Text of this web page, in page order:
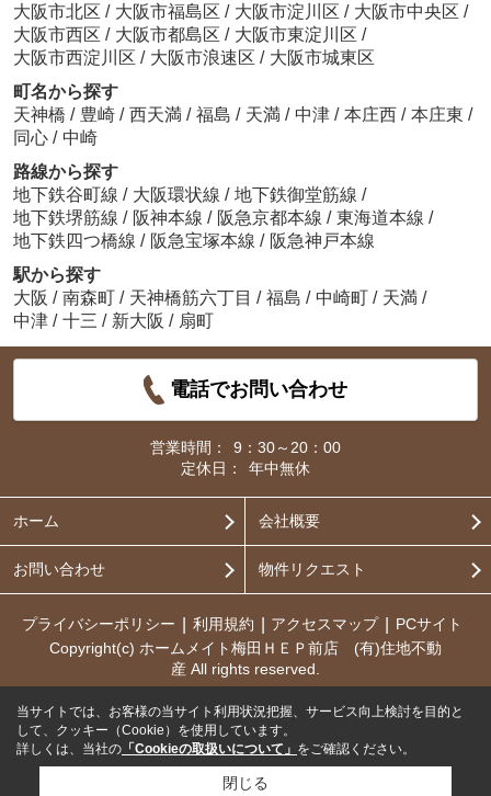
大阪市北区 / 大阪市福島区 / 大阪市淀川区 / 大阪市中央区 /
大阪市西区 / 大阪市都島区 / 大阪市東淀川区 /
大阪市西淀川区 / 大阪市浪速区 / 大阪市城東区
町名から探す
天神橋 / 豊崎 / 西天満 / 福島 / 天満 / 中津 / 本庄西 / 本庄東 /
同心 / 中崎
路線から探す
地下鉄谷町線 / 大阪環状線 / 地下鉄御堂筋線 /
地下鉄堺筋線 / 阪神本線 / 阪急京都本線 / 東海道本線 /
地下鉄四つ橋線 / 阪急宝塚本線 / 阪急神戸本線
駅から探す
大阪 / 南森町 / 天神橋筋六丁目 / 福島 / 中崎町 / 天満 /
中津 / 十三 / 新大阪 / 扇町
電話でお問い合わせ
営業時間：
9：30～20：00
定休日：
年中無休
ホーム 会社概要
お問い合わせ 物件リクエスト
プライバシーポリシー 利用規約 アクセスマップ
PCサイト
Copyright(c) ホームメイト梅田ＨＥＰ前店 (有)住地不動
産 All rights reserved.
当サイトでは、お客様の当サイト利用状況把握、サービス向上検討を目的と
して、クッキー（Cookie）を使用しています。
詳しくは、当社の 「Cookieの取扱いについて」 をご確認ください。
閉じる